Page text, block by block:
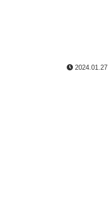
2024.01.27